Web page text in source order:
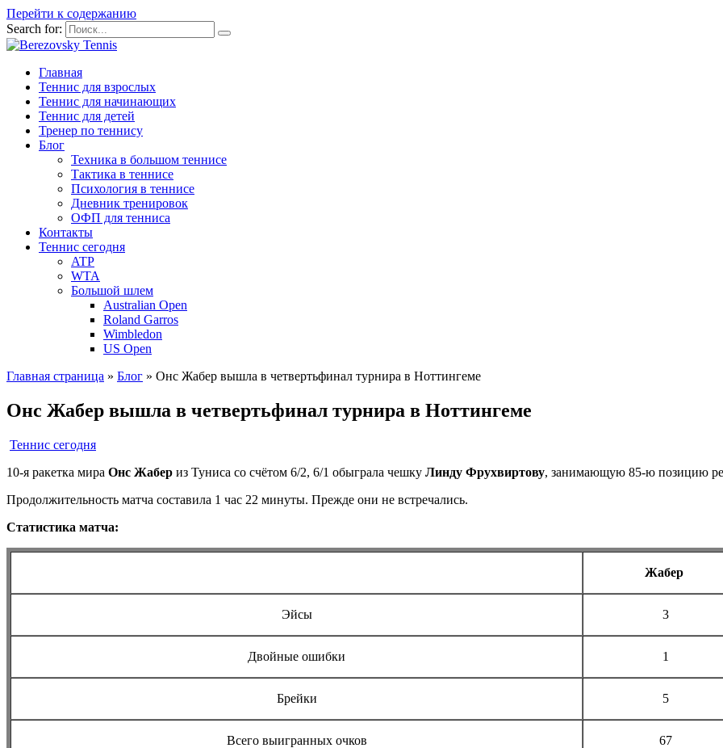
Перейти к содержанию
Search for:
Главная
Теннис для взрослых
Теннис для начинающих
Теннис для детей
Тренер по теннису
Блог
Техника в большом теннисе
Тактика в теннисе
Психология в теннисе
Дневник тренировок
ОФП для тенниса
Контакты
Теннис сегодня
ATP
WTA
Большой шлем
Australian Open
Roland Garros
Wimbledon
US Open
Главная страница » Блог » Онс Жабер вышла в четвертьфинал турнира в Ноттингеме
Онс Жабер вышла в четвертьфинал турнира в Ноттингеме
Теннис сегодня
10-я ракетка мира Онс Жабер из Туниса со счётом 6/2, 6/1 обыграла чешку Линду Фрухвиртову, занимающую 85-ю позицию
Продолжительность матча составила 1 час 22 минуты. Прежде они не встречались.
Статистика матча:
Жабер
Эйсы 3
Двойные ошибки 1
Брейки 5
Всего выигранных очков 67